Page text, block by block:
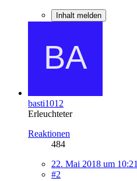
Inhalt melden
basti1012
Erleuchteter
Reaktionen
484
22. Mai 2018 um 10:21
#2